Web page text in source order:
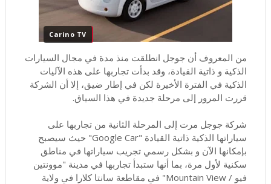
Carino TV
من المعروف أن جوجل انطلقت منذ مدة في مجال السيارات
الذكية و ذاتية القيادة، وقد بدأت تجاربها على هذه الآليات
الذكية في الفترة الأخيرة لكن في إطار ضيق، إلا أن الشركة
قررت المرور إلى مرحلة جديدة في هذا السياق.
شركة جوجل مرت إلى المرحلة الثانية من تجاربها على
سياراتها الذكية ذاتية القيادة "Google Car" حيث سيصبح
بإمكانها الآن و بشكل رسمي تجريب سياراتها في مناطق
سكنية لأول مرة، بما أنها ستبدأ تجاربها في مدينة "موونتين
فيو / Mountain View" في مقاطعة سانتا كلارا في ولاية